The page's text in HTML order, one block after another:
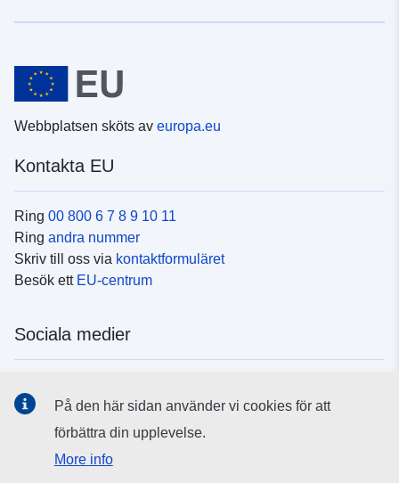
Webbplatsen sköts av europa.eu
Kontakta EU
Ring 00 800 6 7 8 9 10 11
Ring andra nummer
Skriv till oss via kontaktformuläret
Besök ett EU-centrum
Sociala medier
EU:s institutioner och organ
På den här sidan använder vi cookies för att
förbättra din upplevelse.
More info